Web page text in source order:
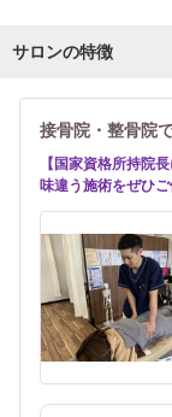
サロンの特徴
接骨院・整骨院
【国家資格所持院
味違う施術をぜひ